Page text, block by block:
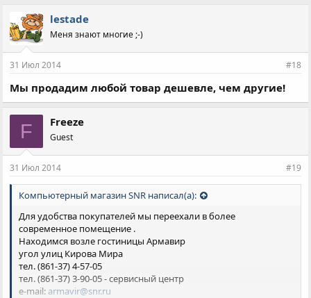
lestade
Меня знают многие ;-)
31 Июл 2014 #18
Мы продадим любой товар дешевле, чем другие!
F Freeze
Guest
31 Июл 2014 #19
Компьютерный магазин SNR написал(а):
Для удобства покупателей мы переехали в более
современное помещение .
Находимся возле гостиницы Армавир
угол улиц Кирова Мира
тел. (861-37) 4-57-05
тел. (861-37) 3-90-05 - сервисный центр
e-mail: armavir@snr.ru